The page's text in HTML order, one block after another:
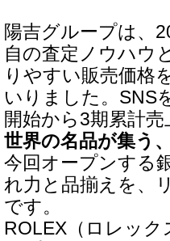
陽吉グループは、
自の査定ノウハウ
りやすい販売価格
いりました。SNS
開始から3期累計
世界の名品が集う
今回オープンする
れ力と品揃えを、
です。
ROLEX（ロレック